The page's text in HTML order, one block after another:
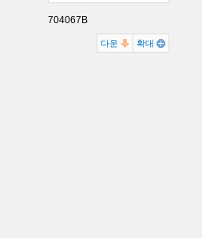
704067B
다운 확대